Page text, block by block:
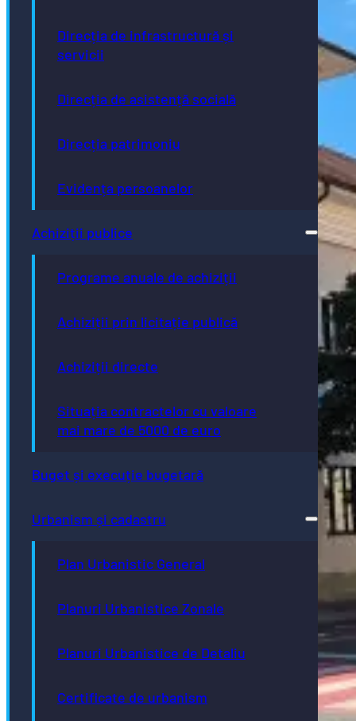
Direcția de infrastructură și
servicii
Direcția de asistență socială
Direcția patrimoniu
Evidența persoanelor
Achiziții publice
Programe anuale de achiziții
Achiziții prin licitație publică
Achiziții directe
Situația contractelor cu valoare
mai mare de 5000 de euro
Buget și execuție bugetară
Urbanism și cadastru
Plan Urbanistic General
Planuri Urbanistice Zonale
Planuri Urbanistice de Detaliu
Certificate de urbanism